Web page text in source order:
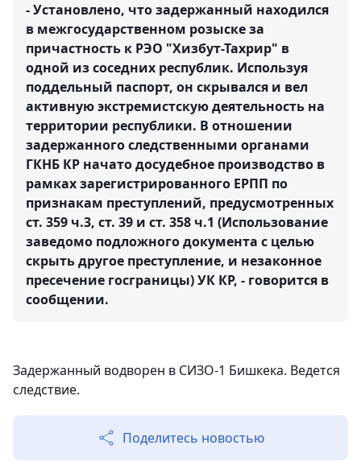
- Установлено, что задержанный находился
в межгосударственном розыске за
причастность к РЭО "Хизбут-Тахрир" в
одной из соседних республик. Используя
поддельный паспорт, он скрывался и вел
активную экстремистскую деятельность на
территории республики. В отношении
задержанного следственными органами
ГКНБ КР начато досудебное производство в
рамках зарегистрированного ЕРПП по
признакам преступлений, предусмотренных
ст. 359 ч.3, ст. 39 и ст. 358 ч.1 (Использование
заведомо подложного документа с целью
скрыть другое преступление, и незаконное
пресечение госграницы) УК КР, - говорится в
сообщении.
Задержанный водворен в СИЗО-1 Бишкека. Ведется
следствие.
Поделитесь новостью